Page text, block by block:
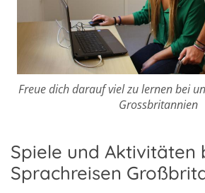
Freue dich darauf viel zu lernen bei
Grossbritannien
Spiele und Aktivitäten
Sprachreisen